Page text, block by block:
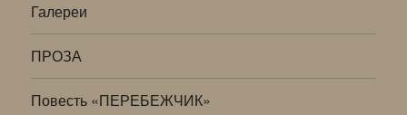
Галереи
ПРОЗА
Повесть «ПЕРЕБЕЖЧИК»